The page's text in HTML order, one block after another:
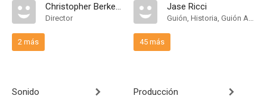
Christopher Berkeley
Director
2 más
Sonido
Jase Ricci
Guión, Historia, Guión Adaptado
45 más
Producción